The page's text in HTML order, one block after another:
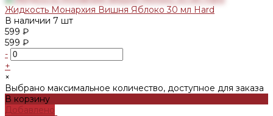
Жидкость Монархия Вишня Яблоко 30 мл Hard
В наличии 7 шт
599 ₽
599 ₽
-
+
×
Выбрано максимальное количество, доступное для заказа
В корзину
Добавлено